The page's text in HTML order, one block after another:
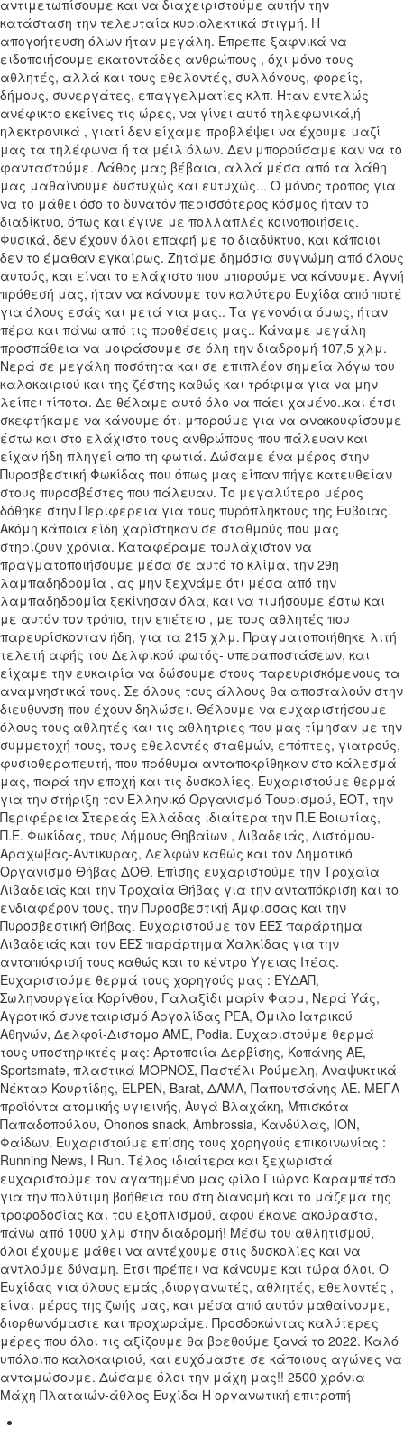
αντιμετωπίσουμε και να διαχειριστούμε αυτήν την
κατάσταση την τελευταία κυριολεκτικά στιγμή. Η
απογοήτευση όλων ήταν μεγάλη. Επρεπε ξαφνικά να
ειδοποιήσουμε εκατοντάδες ανθρώπους , όχι μόνο τους
αθλητές, αλλά και τους εθελοντές, συλλόγους, φορείς,
δήμους, συνεργάτες, επαγγελματίες κλπ. Ηταν εντελώς
ανέφικτο εκείνες τις ώρες, να γίνει αυτό τηλεφωνικά,ή
ηλεκτρονικά , γιατί δεν είχαμε προβλέψει να έχουμε μαζί
μας τα τηλέφωνα ή τα μέιλ όλων. Δεν μπορούσαμε καν να το
φανταστούμε. Λάθος μας βέβαια, αλλά μέσα από τα λάθη
μας μαθαίνουμε δυστυχώς και ευτυχώς... Ο μόνος τρόπος για
να το μάθει όσο το δυνατόν περισσότερος κόσμος ήταν το
διαδίκτυο, όπως και έγινε με πολλαπλές κοινοποιήσεις.
Φυσικά, δεν έχουν όλοι επαφή με το διαδύκτυο, και κάποιοι
δεν το έμαθαν εγκαίρως. Ζητάμε δημόσια συγνώμη από όλους
αυτούς, και είναι το ελάχιστο που μπορούμε να κάνουμε. Αγνή
πρόθεσή μας, ήταν να κάνουμε τον καλύτερο Ευχίδα από ποτέ
για όλους εσάς και μετά για μας.. Τα γεγονότα όμως, ήταν
πέρα και πάνω από τις προθέσεις μας.. Κάναμε μεγάλη
προσπάθεια να μοιράσουμε σε όλη την διαδρομή 107,5 χλμ.
Νερά σε μεγάλη ποσότητα και σε επιπλέον σημεία λόγω του
καλοκαιριού και της ζέστης καθώς και τρόφιμα για να μην
λείπει τίποτα. Δε θέλαμε αυτό όλο να πάει χαμένο..και έτσι
σκεφτήκαμε να κάνουμε ότι μπορούμε για να ανακουφίσουμε
έστω και στο ελάχιστο τους ανθρώπους που πάλευαν και
είχαν ήδη πληγεί απο τη φωτιά. Δώσαμε ένα μέρος στην
Πυροσβεστική Φωκίδας που όπως μας είπαν πήγε κατευθείαν
στους πυροσβέστες που πάλευαν. Το μεγαλύτερο μέρος
δόθηκε στην Περιφέρεια για τους πυρόπληκτους της Ευβοιας.
Ακόμη κάποια είδη χαρίστηκαν σε σταθμούς που μας
στηρίζουν χρόνια. Καταφέραμε τουλάχιστον να
πραγματοποιήσουμε μέσα σε αυτό το κλίμα, την 29η
λαμπαδηδρομία , ας μην ξεχνάμε ότι μέσα από την
λαμπαδηδρομία ξεκίνησαν όλα, και να τιμήσουμε έστω και
με αυτόν τον τρόπο, την επέτειο , με τους αθλητές που
παρευρίσκονταν ήδη, για τα 215 χλμ. Πραγματοποιήθηκε λιτή
τελετή αφής του Δελφικού φωτός- υπεραποστάσεων, και
είχαμε την ευκαιρία να δώσουμε στους παρευρισκόμενους τα
αναμνηστικά τους. Σε όλους τους άλλους θα αποσταλούν στην
διευθυνση που έχουν δηλώσει. Θέλουμε να ευχαριστήσουμε
όλους τους αθλητές και τις αθλητριες που μας τίμησαν με την
συμμετοχή τους, τους εθελοντές σταθμών, επόπτες, γιατρούς,
φυσιοθεραπευτή, που πρόθυμα ανταποκρίθηκαν στο κάλεσμά
μας, παρά την εποχή και τις δυσκολίες. Ευχαριστούμε θερμά
για την στήριξη τον Ελληνικό Οργανισμό Τουρισμού, ΕΟΤ, την
Περιφέρεια Στερεάς Ελλάδας ιδιαίτερα την Π.Ε Βοιωτίας,
Π.Ε. Φωκίδας, τους Δήμους Θηβαίων , Λιβαδειάς, Διστόμου-
Αράχωβας-Αντίκυρας, Δελφών καθώς και τον Δημοτικό
Οργανισμό Θήβας ΔΟΘ. Επίσης ευχαριστούμε την Τροχαία
Λιβαδειάς και την Τροχαία Θήβας για την ανταπόκριση και το
ενδιαφέρον τους, την Πυροσβεστική Άμφισσας και την
Πυροσβεστική Θήβας. Ευχαριστούμε τον ΕΕΣ παράρτημα
Λιβαδειάς και τον ΕΕΣ παράρτημα Χαλκίδας για την
ανταπόκρισή τους καθώς και το κέντρο Υγειας Ιτέας.
Ευχαριστούμε θερμά τους χορηγούς μας : ΕΥΔΑΠ,
Σωληνουργεία Κορίνθου, Γαλαξίδι μαρίν Φαρμ, Νερά Υάς,
Αγροτικό συνεταιρισμό Αργολίδας ΡΕΑ, Όμιλο Ιατρικού
Αθηνών, Δελφοί-Διστομο ΑΜΕ, Podia. Ευχαριστούμε θερμά
τους υποστηρικτές μας: Αρτοποιία Δερβίσης, Κοπάνης ΑΕ,
Sportsmate, πλαστικά ΜΟΡΝΟΣ, Παστέλι Ρούμελη, Αναψυκτικά
Νέκταρ Κουρτίδης, ELPEN, Βarat, ΔAMA, Παπουτσάνης ΑΕ. ΜΕΓΑ
προϊόντα ατομικής υγιεινής, Αυγά Βλαχάκη, Μπισκότα
Παπαδοπούλου, Ohonos snack, Ambrossia, Κανδύλας, ΙΟΝ,
Φαίδων. Ευχαριστούμε επίσης τους χορηγούς επικοινωνίας :
Running News, I Run. Τέλος ιδιαίτερα και ξεχωριστά
ευχαριστούμε τον αγαπημένο μας φίλο Γιώργο Καραμπέτσο
για την πολύτιμη βοήθειά του στη διανομή και το μάζεμα της
τροφοδοσίας και του εξοπλισμού, αφού έκανε ακούραστα,
πάνω από 1000 χλμ στην διαδρομή! Μέσω του αθλητισμού,
όλοι έχουμε μάθει να αντέχουμε στις δυσκολίες και να
αντλούμε δύναμη. Ετσι πρέπει να κάνουμε και τώρα όλοι. Ο
Ευχίδας για όλους εμάς ,διοργανωτές, αθλητές, εθελοντές ,
είναι μέρος της ζωής μας, και μέσα από αυτόν μαθαίνουμε,
διορθωνόμαστε και προχωράμε. Προσδοκώντας καλύτερες
μέρες που όλοι τις αξίζουμε θα βρεθούμε ξανά το 2022. Καλό
υπόλοιπο καλοκαιριού, και ευχόμαστε σε κάποιους αγώνες να
ανταμώσουμε. Δώσαμε όλοι την μάχη μας!! 2500 χρόνια
Μάχη Πλαταιών-άθλος Ευχίδα Η οργανωτική επιτροπή